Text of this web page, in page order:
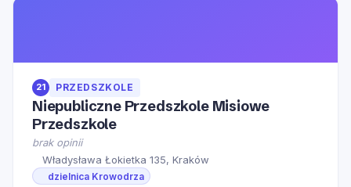
21 PRZEDSZKOLE
Niepubliczne Przedszkole Misiowe
Przedszkole
brak opinii
Władysława Łokietka 135, Kraków
dzielnica Krowodrza